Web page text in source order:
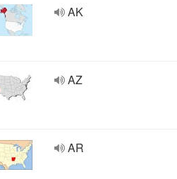
AK
AZ
AR